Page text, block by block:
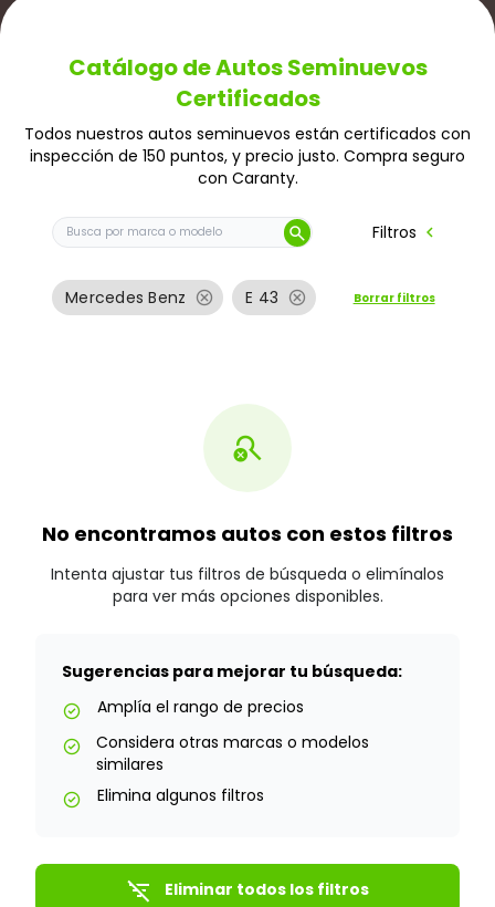
Catálogo de Autos Seminuevos
Certificados
Todos nuestros autos seminuevos están certificados con
inspección de 150 puntos, y precio justo. Compra seguro
con Caranty.
Buscar auto por marca o modelo
search Filtros chevron_left
Mercedes Benz cancel E 43 cancel Borrar filtros
search_off
No encontramos autos con estos filtros
Intenta ajustar tus filtros de búsqueda o elimínalos
para ver más opciones disponibles.
Sugerencias para mejorar tu búsqueda:
check_circle Amplía el rango de precios
check_circle
Considera otras marcas o modelos
similares
check_circle Elimina algunos filtros
filter_list_off Eliminar todos los filtros